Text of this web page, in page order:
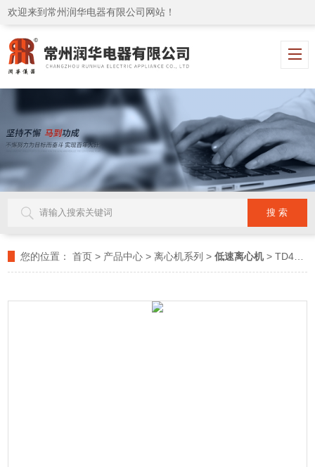
欢迎来到常州润华电器有限公司网站！
您的位置： 首页 > 产品中心 >离心机系列 >低速离心机> TD4C台式离心机